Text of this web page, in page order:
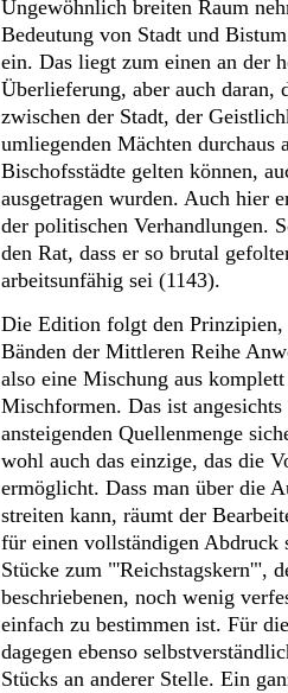
Ungewöhnlich breiten Raum
Bedeutung von Stadt und
ein. Das liegt zum einen an der
Überlieferung, aber auch daran,
zwischen der Stadt, der
umliegenden Mächten durchaus
Bischofsstädte gelten können,
ausgetragen wurden. Auch hier
der politischen Verhandlungen.
den Rat, dass er so brutal
arbeitsunfähig sei (1143).
Die Edition folgt den Prinzipien,
Bänden der Mittleren Reihe
also eine Mischung aus
Mischformen. Das ist
ansteigenden Quellenmenge
wohl auch das einzige, das die
ermöglicht. Dass man über die
streiten kann, räumt der
für einen vollständigen Abdruck
Stücke zum "'Reichstagskern'",
beschriebenen, noch wenig
einfach zu bestimmen ist. Für
dagegen ebenso
Stücks an anderer Stelle. Ein